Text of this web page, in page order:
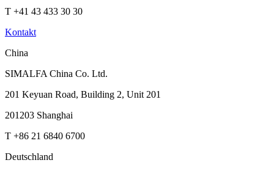
T +41 43 433 30 30
Kontakt
China
SIMALFA China Co. Ltd.
201 Keyuan Road, Building 2, Unit 201
201203 Shanghai
T +86 21 6840 6700
Deutschland